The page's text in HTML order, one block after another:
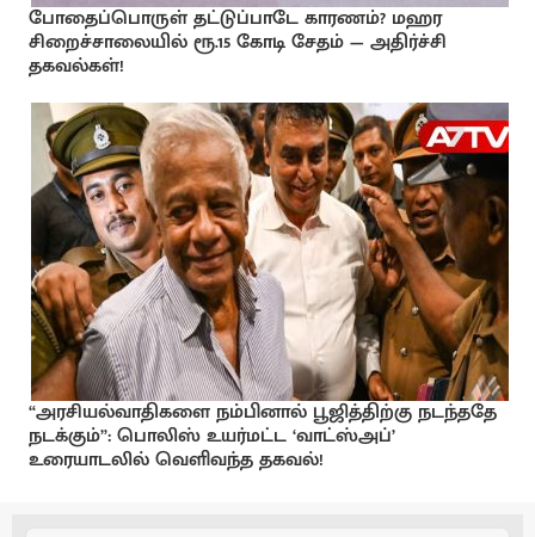
போதைப்பொருள் தட்டுப்பாடே காரணம்? மஹர
சிறைச்சாலையில் ரூ.15 கோடி சேதம் — அதிர்ச்சி
தகவல்கள்!
“அரசியல்வாதிகளை நம்பினால் பூஜித்திற்கு நடந்ததே
நடக்கும்”: பொலிஸ் உயர்மட்ட ‘வாட்ஸ்அப்’
உரையாடலில் வெளிவந்த தகவல்!